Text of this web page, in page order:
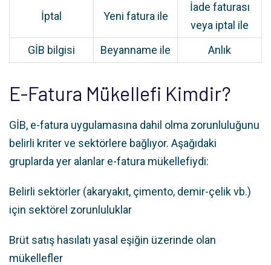
İptal Yeni fatura ile
İade faturası
veya iptal ile
GİB bilgisi
Beyanname ile Anlık
E-Fatura Mükellefi Kimdir?
GİB, e-fatura uygulamasına dahil olma zorunluluğunu
belirli kriter ve sektörlere bağlıyor. Aşağıdaki
gruplarda yer alanlar e-fatura mükellefiydi:
Belirli sektörler (akaryakıt, çimento, demir-çelik vb.)
için sektörel zorunluluklar
Brüt satış hasılatı yasal eşiğin üzerinde olan
mükellefler